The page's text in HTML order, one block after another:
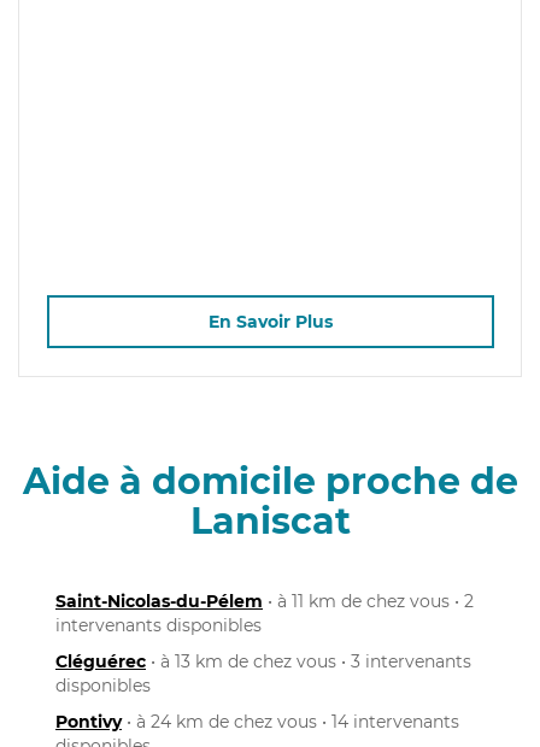
En Savoir Plus
Aide à domicile proche de
Laniscat
Saint-Nicolas-du-Pélem • à 11 km de chez vous • 2
intervenants disponibles
Cléguérec • à 13 km de chez vous • 3 intervenants
disponibles
Pontivy• à 24 km de chez vous • 14 intervenants